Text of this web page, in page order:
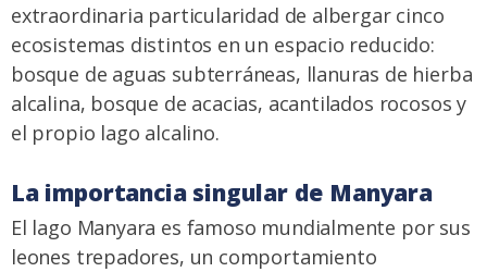
extraordinaria particularidad de albergar cinco
ecosistemas distintos en un espacio reducido:
bosque de aguas subterráneas, llanuras de hierba
alcalina, bosque de acacias, acantilados rocosos y
el propio lago alcalino.
La importancia singular de Manyara
El lago Manyara es famoso mundialmente por sus
leones trepadores, un comportamiento